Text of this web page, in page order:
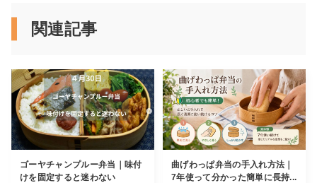
関連記事
ゴーヤチャンプルー弁当｜味付
けを固定すると迷わない
曲げわっぱ弁当の手入れ方法｜
7年使って分かった簡単に長持...